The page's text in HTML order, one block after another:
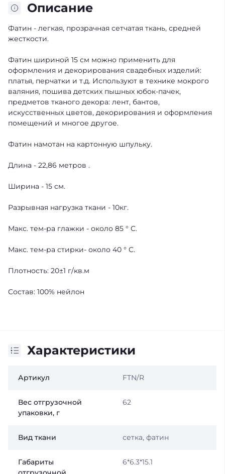
Описание
Фатин - легкая, прозрачная сетчатая ткань, средней
жесткости.
Фатин шириной 15 см можно применить для
оформления и декорирования свадебных изделий:
платья, перчатки и т.д. Используют в технике мокрого
валяния, пошива детских пышных юбок-пачек,
предметов тканого декора: лент, бантов,
искусственных цветов, декорирования и оформления
помещений и многое другое.
Фатин намотан на картонную шпульку.
Длина - 22,86 метров .
Ширина - 15 см.
Разрывная нагрузка ткани - 10кг.
Макс. тем-ра глажки - около 85 ° C.
Макс. тем-ра стирки- около 40 ° C.
Плотность: 20±1 г/кв.м
Состав: 100% нейлон
Характеристики
Артикул FTN/R
Вес отгрузочной
упаковки, г
62
Вид ткани сетка, фатин
Габариты
6*6.3*15.1